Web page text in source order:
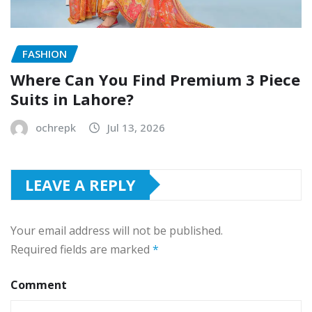
FASHION
Where Can You Find Premium 3 Piece
Suits in Lahore?
ochrepk Jul 13, 2026
LEAVE A REPLY
Your email address will not be published.
Required fields are marked *
Comment